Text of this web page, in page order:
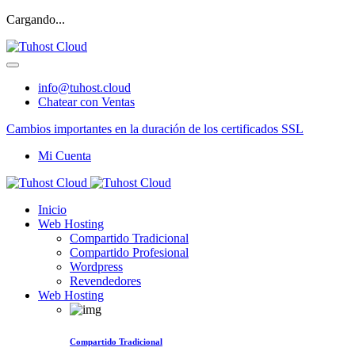
Cargando...
info@tuhost.cloud
Chatear con Ventas
Cambios importantes en la duración de los certificados SSL
Mi Cuenta
Inicio
Web Hosting
Compartido Tradicional
Compartido Profesional
Wordpress
Revendedores
Web Hosting
Compartido Tradicional